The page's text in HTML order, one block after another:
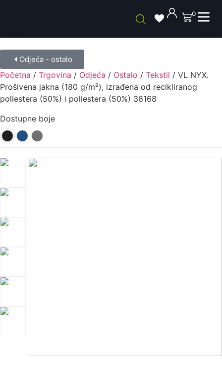
0
Odjeća - ostalo
Početna / Trgovina / Odjeća / Ostalo / Tekstil / VL NYX.
Prošivena jakna (180 g/m²), izrađena od recikliranog
poliestera (50%) i poliestera (50%) 36168
Dostupne boje